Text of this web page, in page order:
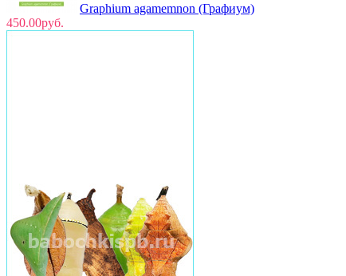
Graphium agamemnon (Графиум)
450.00руб.